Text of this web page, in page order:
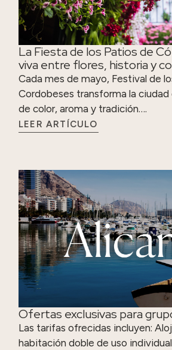
LEER ARTÍCULO
Ofertas exclusivas para
Las tarifas ofrecidas incluyen:
habitación doble de uso